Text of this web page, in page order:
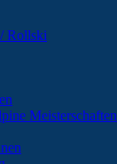
Rollski
Meisterschaften